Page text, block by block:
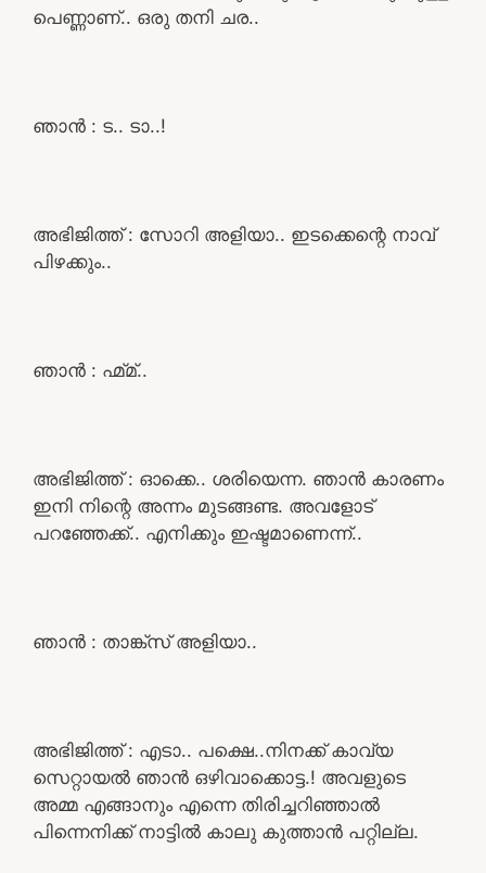
പെണ്ണാണ്.. ഒരു തനി ചര..
ഞാൻ : ട.. ടാ..!
അഭിജിത്ത് : സോറി അളിയാ.. ഇടക്കെന്റെ നാവ്
പിഴക്കും..
ഞാൻ : ഹ്മ്മ്..
അഭിജിത്ത് : ഓക്കെ.. ശരിയെന്ന. ഞാൻ കാരണം
ഇനി നിന്റെ അന്നം മുടങ്ങണ്ട. അവളോട്
പറഞ്ഞേക്ക്.. എനിക്കും ഇഷ്ടമാണെന്ന്..
ഞാൻ : താങ്ക്സ് അളിയാ..
അഭിജിത്ത് : എടാ.. പക്ഷെ..നിനക്ക് കാവ്യ
സെറ്റായൽ ഞാൻ ഒഴിവാക്കൊട്ട.! അവളുടെ
അമ്മ എങ്ങാനും എന്നെ തിരിച്ചറിഞ്ഞാൽ
പിന്നെനിക്ക് നാട്ടിൽ കാലു കുത്താൻ പറ്റില്ല.